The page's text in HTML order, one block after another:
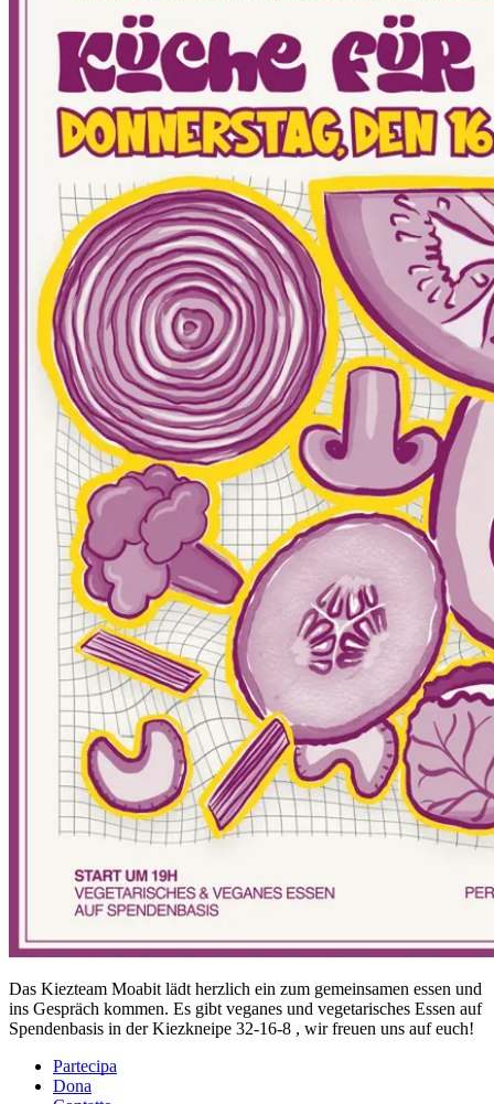
Das Kiezteam Moabit lädt herzlich ein zum gemeinsamen essen und
ins Gespräch kommen. Es gibt veganes und vegetarisches Essen auf
Spendenbasis in der Kiezkneipe 32-16-8 , wir freuen uns auf euch!
Partecipa
Dona